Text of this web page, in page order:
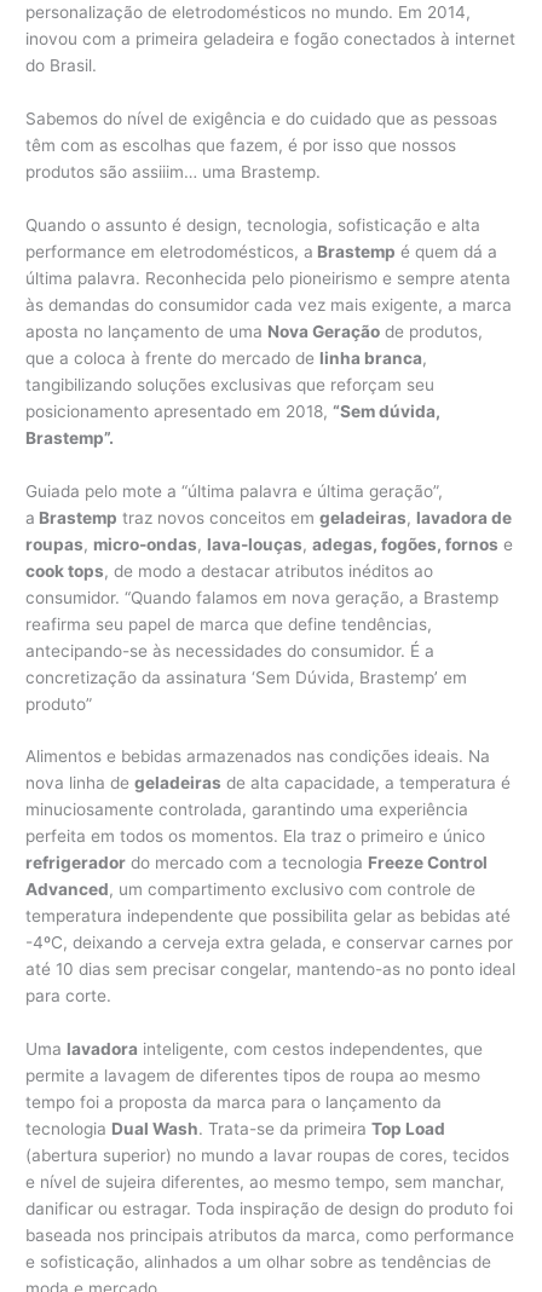
personalização de eletrodomésticos no mundo. Em 2014,
inovou com a primeira geladeira e fogão conectados à internet
do Brasil.
Sabemos do nível de exigência e do cuidado que as pessoas
têm com as escolhas que fazem, é por isso que nossos
produtos são assiiim… uma Brastemp.
Quando o assunto é design, tecnologia, sofisticação e alta
performance em eletrodomésticos, a Brastemp é quem dá a
última palavra. Reconhecida pelo pioneirismo e sempre atenta
às demandas do consumidor cada vez mais exigente, a marca
aposta no lançamento de uma Nova Geração de produtos,
que a coloca à frente do mercado de linha branca,
tangibilizando soluções exclusivas que reforçam seu
posicionamento apresentado em 2018,“Sem dúvida,
Brastemp”.
Guiada pelo mote a “última palavra e última geração”,
a Brastemp traz novos conceitos emgeladeiras, lavadora de
roupas, micro-ondas, lava-louças,adegas, fogões, fornos e
cook tops, de modo a destacar atributos inéditos ao
consumidor. “Quando falamos em nova geração, a Brastemp
reafirma seu papel de marca que define tendências,
antecipando-se às necessidades do consumidor. É a
concretização da assinatura ‘Sem Dúvida, Brastemp’ em
produto”
Alimentos e bebidas armazenados nas condições ideais. Na
nova linha degeladeiras de alta capacidade, a temperatura é
minuciosamente controlada, garantindo uma experiência
perfeita em todos os momentos. Ela traz o primeiro e único
refrigerador do mercado com a tecnologia Freeze Control
Advanced, um compartimento exclusivo com controle de
temperatura independente que possibilita gelar as bebidas até
-4ºC, deixando a cerveja extra gelada, e conservar carnes por
até 10 dias sem precisar congelar, mantendo-as no ponto ideal
para corte.
Uma lavadora inteligente, com cestos independentes, que
permite a lavagem de diferentes tipos de roupa ao mesmo
tempo foi a proposta da marca para o lançamento da
tecnologia Dual Wash. Trata-se da primeiraTop Load
(abertura superior) no mundo a lavar roupas de cores, tecidos
e nível de sujeira diferentes, ao mesmo tempo, sem manchar,
danificar ou estragar. Toda inspiração de design do produto foi
baseada nos principais atributos da marca, como performance
e sofisticação, alinhados a um olhar sobre as tendências de